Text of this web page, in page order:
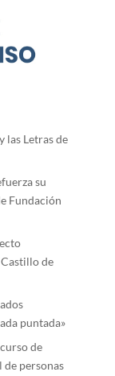
las Letras de
su
Fundación
de
puntada»
de
personas